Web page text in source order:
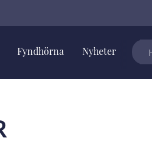
Fyndhörna Nyheter